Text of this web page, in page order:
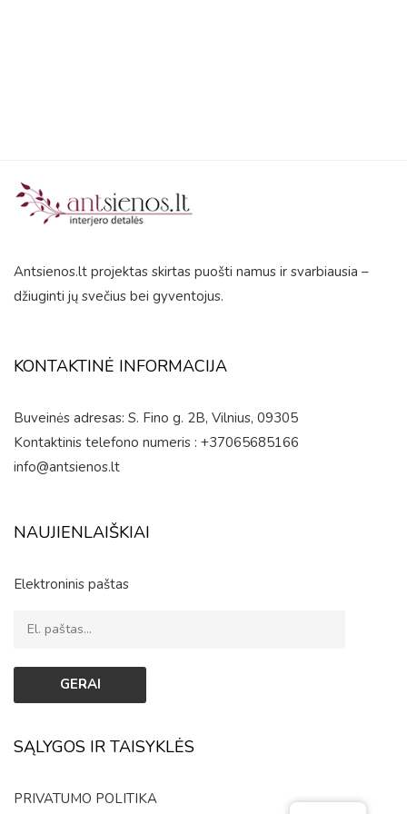
Antsienos.lt projektas skirtas puošti namus ir svarbiausia –
džiuginti jų svečius bei gyventojus.
KONTAKTINĖ INFORMACIJA
Buveinės adresas: S. Fino g. 2B, Vilnius, 09305
Kontaktinis telefono numeris : +37065685166
info@antsienos.lt
NAUJIENLAIŠKIAI
Elektroninis paštas
SĄLYGOS IR TAISYKLĖS
PRIVATUMO POLITIKA